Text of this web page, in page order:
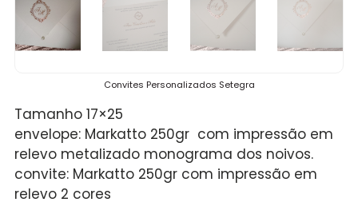
Convites Personalizados Setegra
Tamanho 17×25
envelope: Markatto 250gr com impressão em
relevo metalizado monograma dos noivos.
convite: Markatto 250gr com impressão em
relevo 2 cores